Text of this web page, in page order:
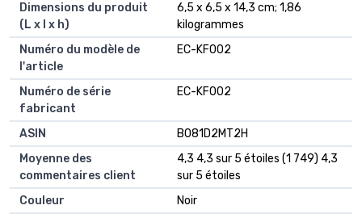
Dimensions du produit
(L x l x h)
‎6,5 x 6,5 x 14,3 cm; 1,86
kilogrammes
Numéro du modèle de
l'article
‎EC-KF002
Numéro de série
fabricant
‎EC-KF002
ASIN
B081D2MT2H
Moyenne des
commentaires client
4,3 4,3 sur 5 étoiles (1 749) 4,3
sur 5 étoiles
Couleur
Noir